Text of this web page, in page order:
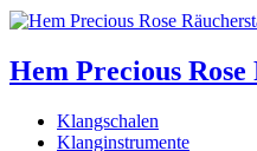
Hem Precious
Klangschalen
Klanginstrumente